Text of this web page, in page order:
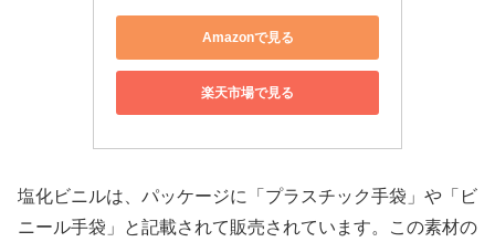
Amazonで見る
楽天市場で見る
塩化ビニルは、パッケージに「プラスチック手袋」や「ビ
ニール手袋」と記載されて販売されています。この素材の